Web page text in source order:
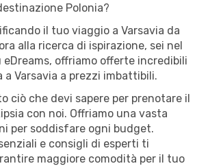
Polonia?
il tuo viaggio a Varsavia da
alla ricerca di ispirazione, sei nel
eDreams, offriamo offerte incredibili
a Varsavia a prezzi imbattibili.
ciò che devi sapere per prenotare il
con noi. Offriamo una vasta
per soddisfare ogni budget.
e consigli di esperti ti
maggiore comodità per il tuo